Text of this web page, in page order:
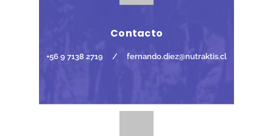
Contacto
+56 9 7138 2719 / fernando.diez@nutraktis.cl